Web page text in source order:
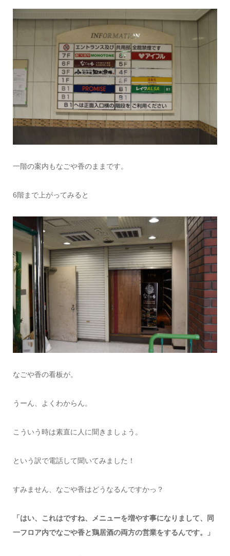
一階の案内もなごや香のままです。
6階まで上がってみると
なごや香の看板が。
うーん、よくわからん。
こういう時は素直に人に聞きましょう。
という訳で電話して聞いてみました！
すみません、なごや香はどうなるんですかっ？
「はい、これはですね、メニューを増やす事になりまして、同
一フロア内でなごや香と鶏居酒の両方の営業をするんです。」